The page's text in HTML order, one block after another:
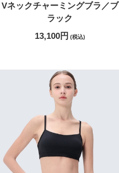
Vネックチャーミングブラ／ブ
ラック
13,100円 (税込)